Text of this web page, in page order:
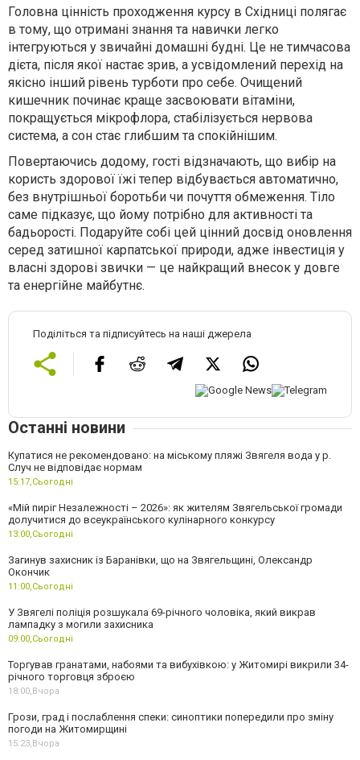
Головна цінність проходження курсу в Східниці полягає
в тому, що отримані знання та навички легко
інтегруються у звичайні домашні будні. Це не тимчасова
дієта, після якої настає зрив, а усвідомлений перехід на
якісно інший рівень турботи про себе. Очищений
кишечник починає краще засвоювати вітаміни,
покращується мікрофлора, стабілізується нервова
система, а сон стає глибшим та спокійнішим.
Повертаючись додому, гості відзначають, що вибір на
користь здорової їжі тепер відбувається автоматично,
без внутрішньої боротьби чи почуття обмеження. Тіло
саме підказує, що йому потрібно для активності та
бадьорості. Подаруйте собі цей цінний досвід оновлення
серед затишної карпатської природи, адже інвестиція у
власні здорові звички — це найкращий внесок у довге
та енергійне майбутнє.
Поділіться та підписуйтесь на наші джерела
Останні новини
Купатися не рекомендовано: на міському пляжі Звягеля вода у р.
Случ не відповідає нормам
15:17,Сьогодні
«Мій пиріг Незалежності – 2026»: як жителям Звягельської громади
долучитися до всеукраїнського кулінарного конкурсу
13:00,Сьогодні
Загинув захисник із Баранівки, що на Звягельщині, Олександр
Окончик
11:00,Сьогодні
У Звягелі поліція розшукала 69-річного чоловіка, який викрав
лампадку з могили захисника
09:00,Сьогодні
Торгував гранатами, набоями та вибухівкою: у Житомирі викрили 34-
річного торговця зброєю
18:00, Вчора
Грози, град і послаблення спеки: синоптики попередили про зміну
погоди на Житомирщині
15:23, Вчора